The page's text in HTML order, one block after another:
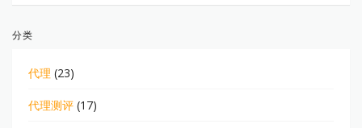
分类
代理 (23)
代理测评 (17)